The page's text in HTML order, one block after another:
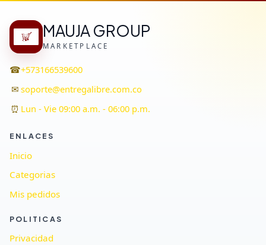
MAUJA GROUP
MARKETPLACE
☎+573166539600
✉ soporte@entregalibre.com.co
⏰ Lun - Vie 09:00 a.m. - 06:00 p.m.
ENLACES
Inicio
Categorias
Mis pedidos
POLITICAS
Privacidad